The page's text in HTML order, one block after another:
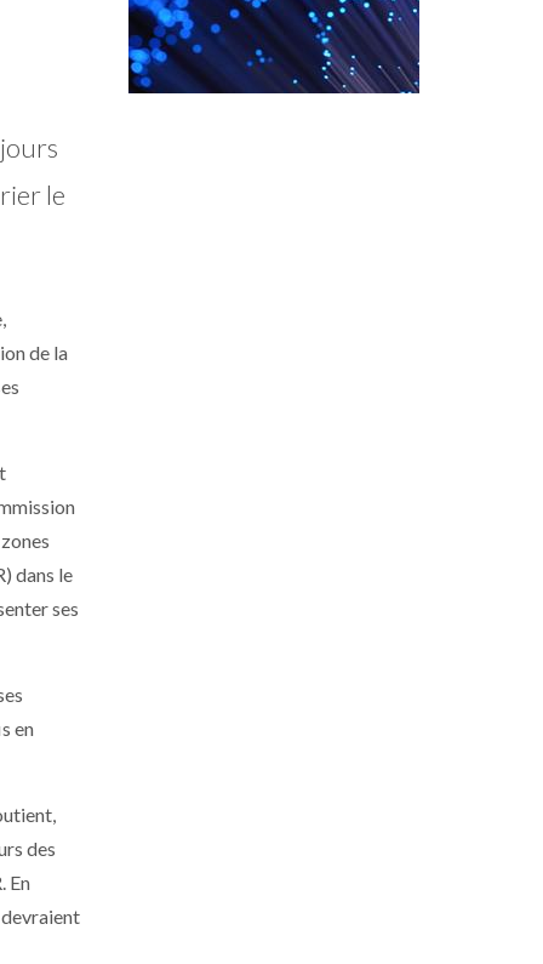
le
de la
dans le
ses
en
des
En